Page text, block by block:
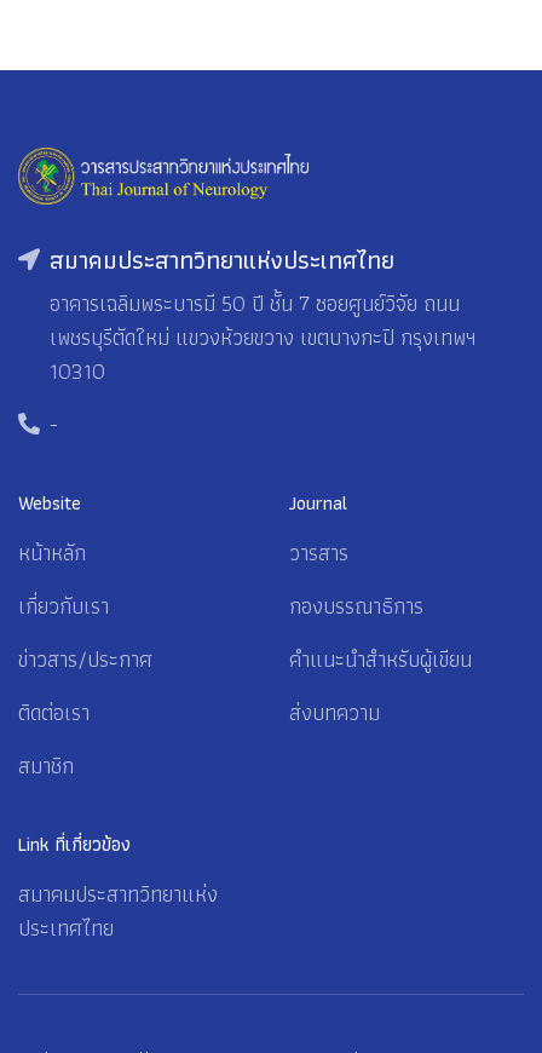
สมาคมประสาทวิทยาแห่งประเทศไทย
อาคารเฉลิมพระบารมี 50 ปี ชั้น 7 ซอยศูนย์วิจัย ถนน
เพชรบุรีตัดใหม่ แขวงห้วยขวาง เขตบางกะปิ กรุงเทพฯ
10310
-
Website
หน้าหลัก
เกี่ยวกับเรา
ข่าวสาร/ประกาศ
ติดต่อเรา
สมาชิก
Journal
วารสาร
กองบรรณาธิการ
คำแนะนำสำหรับผู้เขียน
ส่งบทความ
Link ที่เกี่ยวข้อง
สมาคมประสาทวิทยาแห่ง
ประเทศไทย